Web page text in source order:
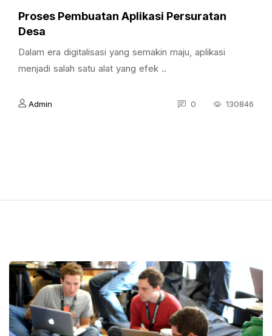
Proses Pembuatan Aplikasi Persuratan
Desa
Dalam era digitalisasi yang semakin maju, aplikasi
menjadi salah satu alat yang efek ..
Admin 0 130846